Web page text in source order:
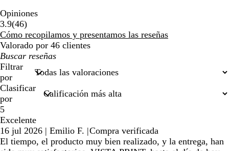
Opiniones
3.9(4646
reseñas
)
Cómo recopilamos y presentamos las reseñas
Valorado por 46 clientes
Mis
búsquedas
Filtrar
por
Clasificar
por
5
Excelente
16 jul 2026 | Emilio F. |Compra verificada
El tiempo, el producto muy bien realizado, y la entrega, han